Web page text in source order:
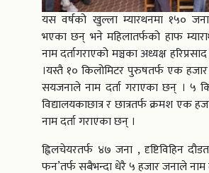
यस वर्षको खुल्ला म्यारथनमा १५०
भएका छन् भने महिलातर्फको हाफ
नाम दर्तागराएको मञ्चका अध्यक्ष
।यस्तै १० किलोमिटर पुरुषतर्फ एक
सयजनाले नाम दर्ता गराएका छन् । ५
विद्यालयकाछात्र र छात्रतर्फ क्रमश
नाम दर्ता गराएका छन् ।
ह्विलचेयरतर्फ ४७ जना , दृष्टिविहिन
फन’तर्फ सबैभन्दा धेरै ५ हजार जनाले नाम